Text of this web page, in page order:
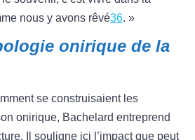
nous y avons rêvé36. »
onirique de la
se construisaient les
onirique, Bachelard entreprend
Il souligne ici l’impact que peut